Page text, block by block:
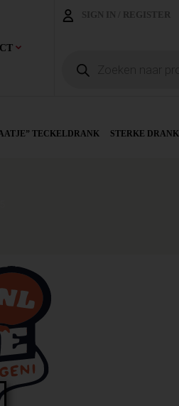
SIGN IN / REGISTER
TECKELDRANK STERKE DRANK